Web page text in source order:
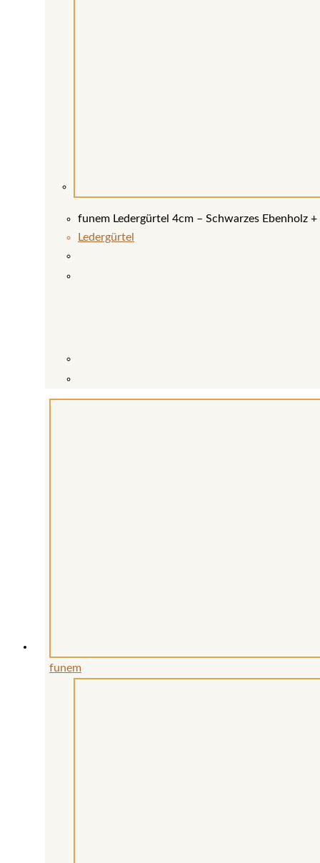
funem Ledergürtel 4cm – Schwarzes Ebenholz
Ledergürtel
funem